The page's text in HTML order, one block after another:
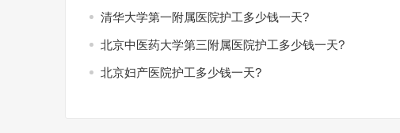
清华大学第一附属医院护工多少钱一天?
北京中医药大学第三附属医院护工多少钱一天?
北京妇产医院护工多少钱一天?